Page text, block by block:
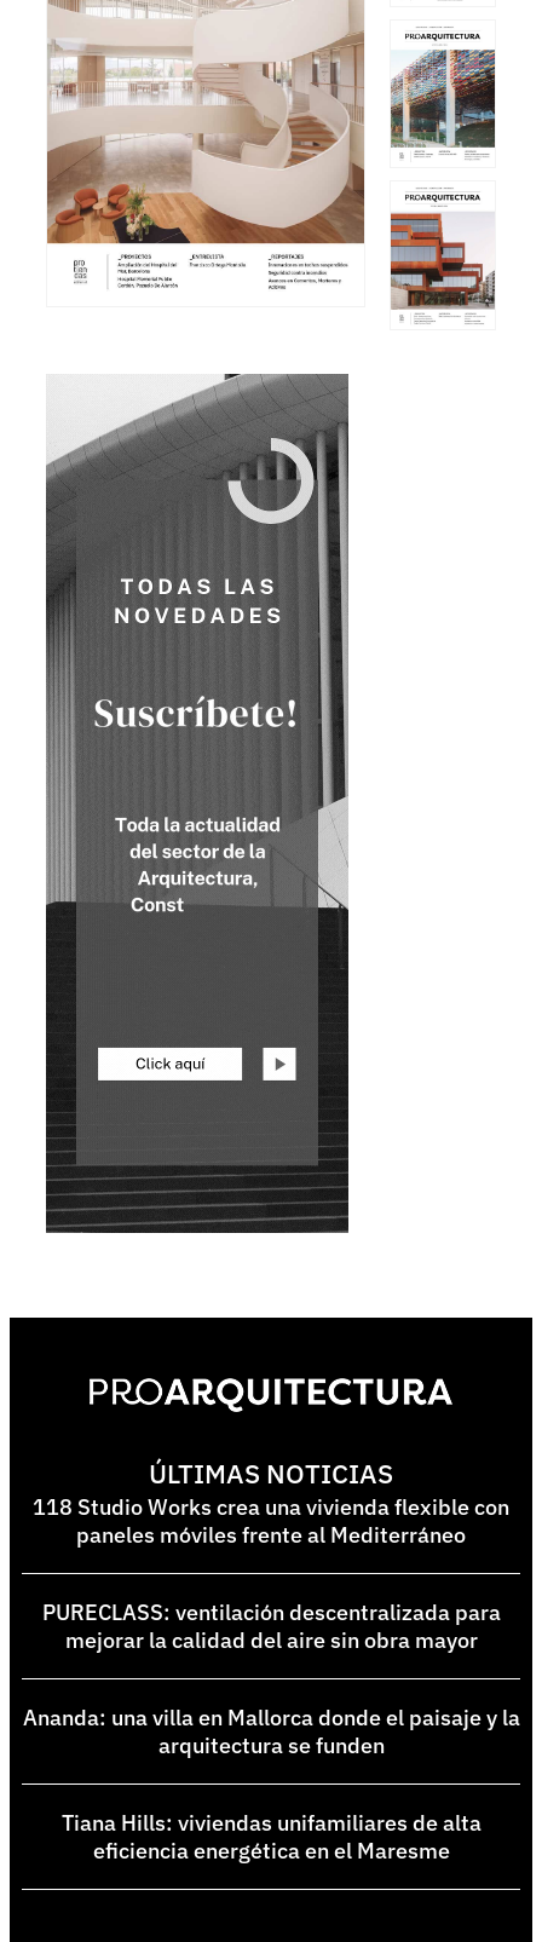
ÚLTIMAS NOTICIAS
118 Studio Works crea una vivienda flexible con
paneles móviles frente al Mediterráneo
PURECLASS: ventilación descentralizada para
mejorar la calidad del aire sin obra mayor
Ananda: una villa en Mallorca donde el paisaje y la
arquitectura se funden
Tiana Hills: viviendas unifamiliares de alta
eficiencia energética en el Maresme